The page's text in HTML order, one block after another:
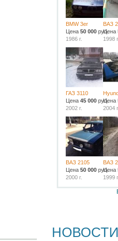
BMW 3er
Цена 50 000 руб.
1986 г.
ВАЗ
Цена
1998
ГАЗ 3110
Цена 45 000 руб.
2002 г.
Цена
2004
ВАЗ 2105
Цена 50 000 руб.
2000 г.
ВАЗ
Цена
1999
НОВОСТИ